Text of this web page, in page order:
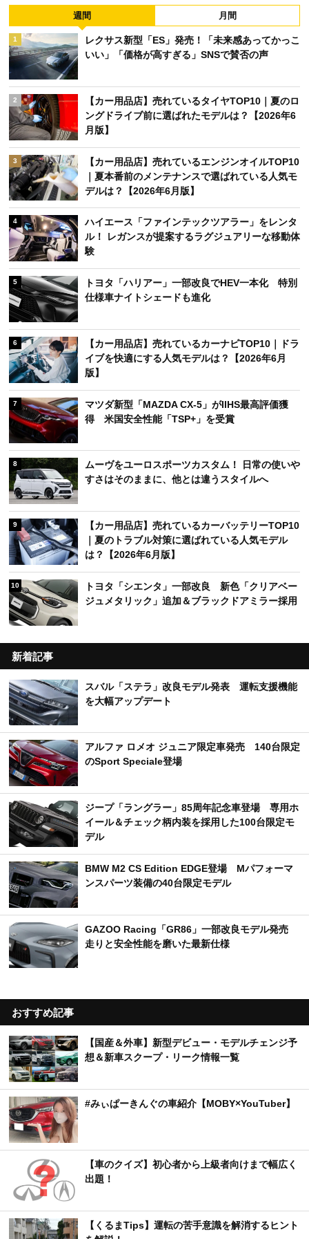
週間 月間
1
レクサス新型「ES」発売！「未来感あってかっこ
いい」「価格が高すぎる」SNSで賛否の声
2
【カー用品店】売れているタイヤTOP10｜夏のロ
ングドライブ前に選ばれたモデルは？【2026年6
月版】
3
【カー用品店】売れているエンジンオイルTOP10
｜夏本番前のメンテナンスで選ばれている人気モ
デルは？【2026年6月版】
4
ハイエース「ファインテックツアラー」をレンタ
ル！ レガンスが提案するラグジュアリーな移動体
験
5
トヨタ「ハリアー」一部改良でHEV一本化 特別
仕様車ナイトシェードも進化
6
【カー用品店】売れているカーナビTOP10｜ドラ
イブを快適にする人気モデルは？【2026年6月
版】
7
マツダ新型「MAZDA CX-5」がIIHS最高評価獲
得 米国安全性能「TSP+」を受賞
8
ムーヴをユーロスポーツカスタム！ 日常の使いや
すさはそのままに、他とは違うスタイルへ
9
【カー用品店】売れているカーバッテリーTOP10
｜夏のトラブル対策に選ばれている人気モデル
は？【2026年6月版】
10
トヨタ「シエンタ」一部改良 新色「クリアベー
ジュメタリック」追加＆ブラックドアミラー採用
新着記事
スバル「ステラ」改良モデル発表 運転支援機能
を大幅アップデート
アルファ ロメオ ジュニア限定車発売 140台限定
のSport Speciale登場
ジープ「ラングラー」85周年記念車登場 専用ホ
イール＆チェック柄内装を採用した100台限定モ
デル
BMW M2 CS Edition EDGE登場 Mパフォーマ
ンスパーツ装備の40台限定モデル
GAZOO Racing「GR86」一部改良モデル発売
走りと安全性能を磨いた最新仕様
おすすめ記事
【国産＆外車】新型デビュー・モデルチェンジ予
想＆新車スクープ・リーク情報一覧
#みぃぱーきんぐの車紹介【MOBY×YouTuber】
【車のクイズ】初心者から上級者向けまで幅広く
出題！
【くるまTips】運転の苦手意識を解消するヒント